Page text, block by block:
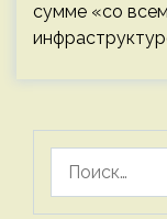
сумме «со